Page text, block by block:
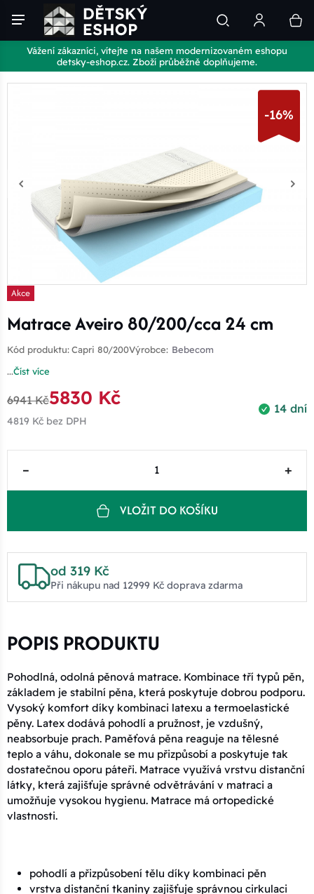
Vážení zákazníci, vítejte na našem modernizovaném eshopu
detsky-eshop.cz. Zboží průběžně doplňujeme.
-16%
Akce
Matrace Aveiro 80/200/cca 24 cm
Kód produktu:Capri 80/200Výrobce: Bebecom
...Číst více
14 dní
6941 Kč5830 Kč
4819 Kč bez DPH
– +
VLOŽIT DO KOŠÍKU
od 319 Kč
Při nákupu nad 12999 Kč doprava zdarma
POPIS PRODUKTU
Pohodlná, odolná pěnová matrace. Kombinace tří typů pěn,
základem je stabilní pěna, která poskytuje dobrou podporu.
Vysoký komfort díky kombinaci latexu a termoelastické
pěny. Latex dodává pohodlí a pružnost, je vzdušný,
neabsorbuje prach. Paměťová pěna reaguje na tělesné
teplo a váhu, dokonale se mu přizpůsobí a poskytuje tak
dostatečnou oporu páteři. Matrace využívá vrstvu distanční
látky, která zajišťuje správné odvětrávání v matraci a
umožňuje vysokou hygienu. Matrace má ortopedické
vlastnosti.
pohodlí a přizpůsobení tělu díky kombinaci pěn
vrstva distanční tkaniny zajišťuje správnou cirkulaci